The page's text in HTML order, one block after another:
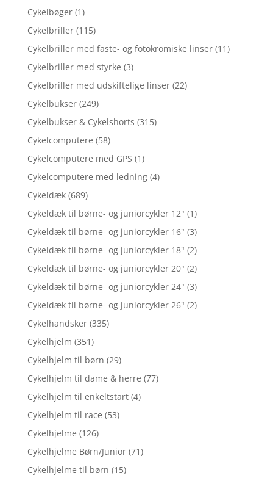
Cykelbøger (1)
Cykelbriller (115)
Cykelbriller med faste- og fotokromiske linser (11)
Cykelbriller med styrke (3)
Cykelbriller med udskiftelige linser (22)
Cykelbukser (249)
Cykelbukser & Cykelshorts (315)
Cykelcomputere (58)
Cykelcomputere med GPS (1)
Cykelcomputere med ledning (4)
Cykeldæk (689)
Cykeldæk til børne- og juniorcykler 12" (1)
Cykeldæk til børne- og juniorcykler 16" (3)
Cykeldæk til børne- og juniorcykler 18" (2)
Cykeldæk til børne- og juniorcykler 20" (2)
Cykeldæk til børne- og juniorcykler 24" (3)
Cykeldæk til børne- og juniorcykler 26" (2)
Cykelhandsker (335)
Cykelhjelm (351)
Cykelhjelm til børn (29)
Cykelhjelm til dame & herre (77)
Cykelhjelm til enkeltstart (4)
Cykelhjelm til race (53)
Cykelhjelme (126)
Cykelhjelme Børn/Junior (71)
Cykelhjelme til børn (15)